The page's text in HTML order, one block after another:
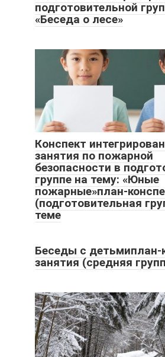
подготовительной
«Беседа о лесе»
Конспект
занятия по пожарной
безопасности в
группе на тему: «Юные
пожарные»план-
(подготовительная
теме
Беседы с детьмиплан-
занятия (средняя